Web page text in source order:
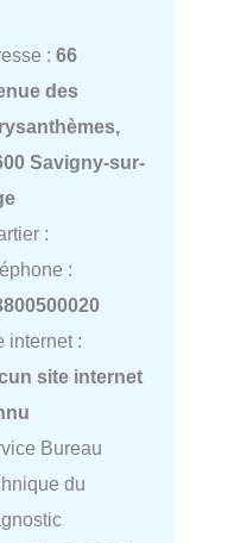
: 66
des
Savigny-sur-
:
:
internet :
site internet
Bureau
du